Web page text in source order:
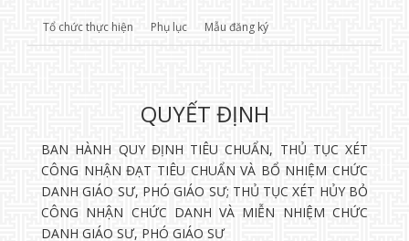
Tổ chức thực hiện Phụ lục Mẫu đăng ký
QUYẾT ĐỊNH
BAN HÀNH QUY ĐỊNH TIÊU CHUẨN, THỦ TỤC XÉT
CÔNG NHẬN ĐẠT TIÊU CHUẨN VÀ BỔ NHIỆM CHỨC
DANH GIÁO SƯ, PHÓ GIÁO SƯ; THỦ TỤC XÉT HỦY BỎ
CÔNG NHẬN CHỨC DANH VÀ MIỄN NHIỆM CHỨC
DANH GIÁO SƯ, PHÓ GIÁO SƯ